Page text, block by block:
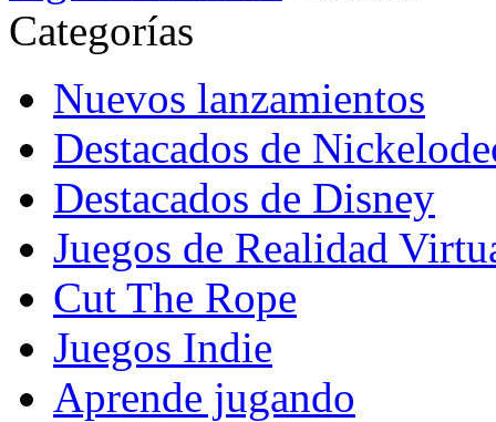
Categorías
Nuevos lanzamientos
Destacados de
Destacados de Disney
Juegos de Realidad
Cut The Rope
Juegos Indie
Aprende jugando